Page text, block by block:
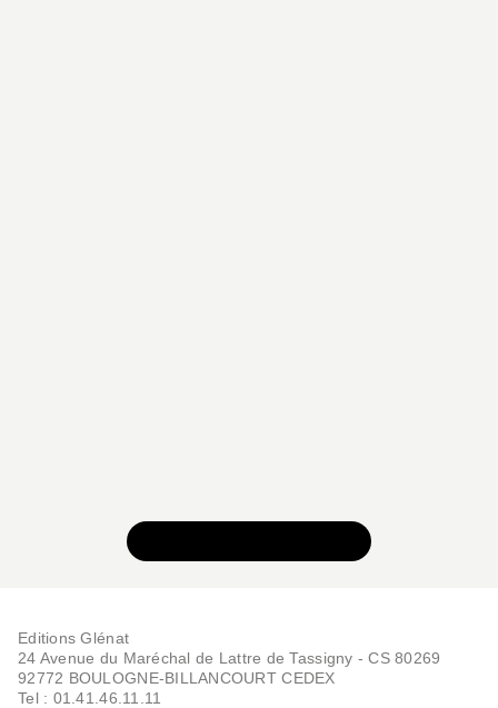
Editions Glénat
24 Avenue du Maréchal de Lattre de Tassigny - CS 80269
92772 BOULOGNE-BILLANCOURT CEDEX
Tel : 01.41.46.11.11